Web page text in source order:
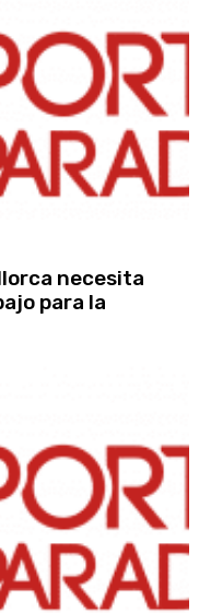
necesita
para la